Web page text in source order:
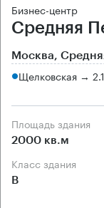
Бизнес-центр
Средняя
Москва,
Щелковская →
Площадь здания
2000 кв.м
Класс здания
B